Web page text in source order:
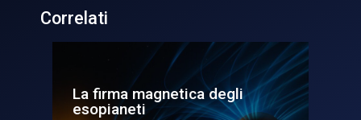
Correlati
La firma magnetica degli
esopianeti